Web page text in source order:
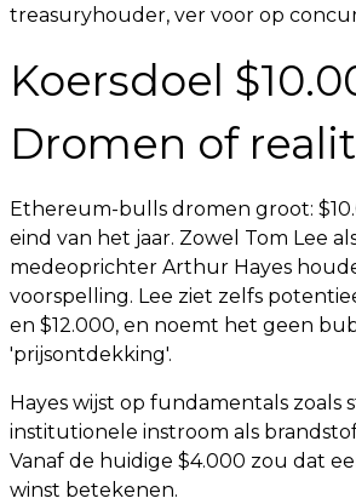
treasuryhouder, ver voor op
Koersdoel
Dromen of
Ethereum-bulls dromen groot:
eind van het jaar. Zowel Tom Lee
medeoprichter Arthur Hayes
voorspelling. Lee ziet zelfs
en $12.000, en noemt het geen
'prijsontdekking'.
Hayes wijst op fundamentals zoals
institutionele instroom als
Vanaf de huidige $4.000 zou dat
winst betekenen.